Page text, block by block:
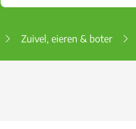
Zuivel, eieren & boter